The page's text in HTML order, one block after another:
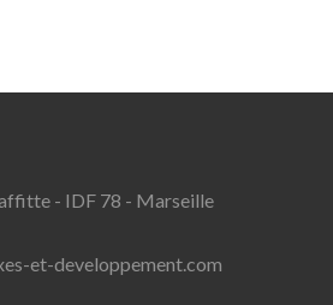
- IDF 78 - Marseille
et-developpement.com